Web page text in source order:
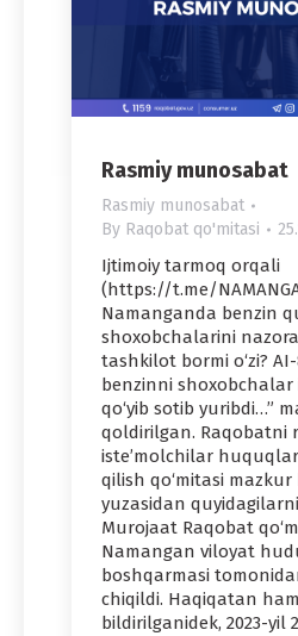
Rasmiy munosabat
Rasmiy munosabat
By Raqobat qo'mitasi
Ijtimoiy tarmoq orqali
(https://t.me/
Namanganda benzin
shoxobchalarini
tashkilot bormi o‘zi?
benzinni
qo‘yib sotib yuribdi…”
qoldirilgan. Raqobatni
iste’molchilar
qilish qo‘mitasi
yuzasidan
Murojaat Raqobat
Namangan viloyat
boshqarmasi
chiqildi. Haqiqatan
bildirilganidek, 2023-yil